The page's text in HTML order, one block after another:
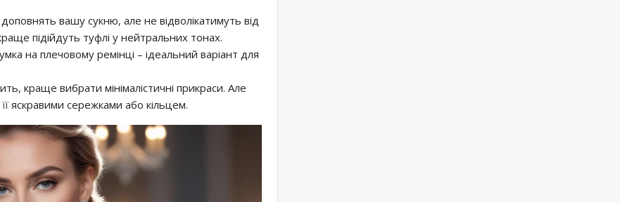
вашу сукню, але не відволікатимуть від
підійдуть туфлі у нейтральних тонах.
на плечовому ремінці – ідеальний варіант для
краще вибрати мінімалістичні прикраси. Але
яскравими сережками або кільцем.